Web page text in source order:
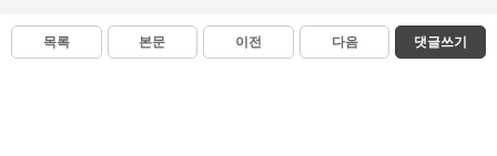
목록 본문 이전 다음 댓글쓰기